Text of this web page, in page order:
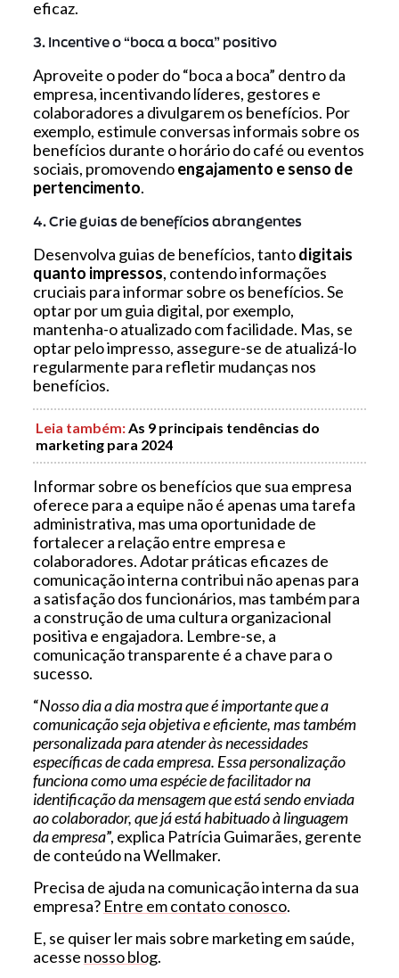
eficaz.
3. Incentive o “boca a boca” positivo
Aproveite o poder do “boca a boca” dentro da
empresa, incentivando líderes, gestores e
colaboradores a divulgarem os benefícios. Por
exemplo, estimule conversas informais sobre os
benefícios durante o horário do café ou eventos
sociais, promovendoengajamento e senso de
pertencimento.
4. Crie guias de benefícios abrangentes
Desenvolva guias de benefícios, tantodigitais
quanto impressos, contendo informações
cruciais para informar sobre os benefícios. Se
optar por um guia digital, por exemplo,
mantenha-o atualizado com facilidade. Mas, se
optar pelo impresso, assegure-se de atualizá-lo
regularmente para refletir mudanças nos
benefícios.
Leia também: As 9 principais tendências do
marketing para 2024
Informar sobre os benefícios que sua empresa
oferece para a equipe não é apenas uma tarefa
administrativa, mas uma oportunidade de
fortalecer a relação entre empresa e
colaboradores. Adotar práticas eficazes de
comunicação interna contribui não apenas para
a satisfação dos funcionários, mas também para
a construção de uma cultura organizacional
positiva e engajadora. Lembre-se, a
comunicação transparente é a chave para o
sucesso.
“Nosso dia a dia mostra que é importante que a
comunicação seja objetiva e eficiente, mas também
personalizada para atender às necessidades
específicas de cada empresa. Essa personalização
funciona como uma espécie de facilitador na
identificação da mensagem que está sendo enviada
ao colaborador, que já está habituado à linguagem
da empresa”, explica Patrícia Guimarães, gerente
de conteúdo na Wellmaker.
Precisa de ajuda na comunicação interna da sua
empresa? Entre em contato conosco.
E, se quiser ler mais sobre marketing em saúde,
acesse nosso blog.